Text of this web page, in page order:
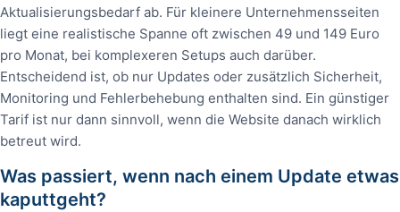
Aktualisierungsbedarf ab. Für kleinere Unternehmensseiten
liegt eine realistische Spanne oft zwischen 49 und 149 Euro
pro Monat, bei komplexeren Setups auch darüber.
Entscheidend ist, ob nur Updates oder zusätzlich Sicherheit,
Monitoring und Fehlerbehebung enthalten sind. Ein günstiger
Tarif ist nur dann sinnvoll, wenn die Website danach wirklich
betreut wird.
Was passiert, wenn nach einem Update etwas
kaputtgeht?